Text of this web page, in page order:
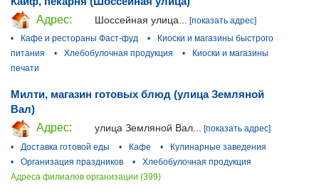
Адрес:
Шоссейная улица...
[показать адрес]
•
Кафе и рестораны Фаст-фуд •
Киоски и магазины быстрого
питания
• Хлебобулочная продукция •
Киоски и магазины
печати
Милти, магазин готовых блюд (улица Земляной
Вал)
Адрес:
улица Земляной Вал... [показать адрес]
•
Доставка готовой еды • Кафе •
Кулинарные заведения
•
Организация праздников •
Хлебобулочная продукция
Адреса филиалов организации (399)